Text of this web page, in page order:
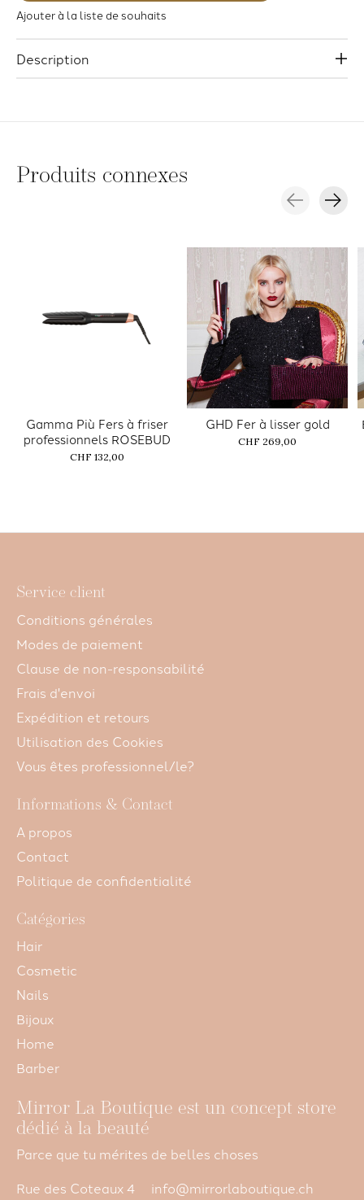
Ajouter à la liste de souhaits
Description
Produits connexes
Gamma Più Fers à friser
professionnels ROSEBUD
CHF 132,00
GHD Fer à lisser gold
CHF 269,00
Service client
Conditions générales
Modes de paiement
Clause de non-responsabilité
Frais d'envoi
Expédition et retours
Utilisation des Cookies
Vous êtes professionnel/le?
Informations & Contact
A propos
Contact
Politique de confidentialité
Catégories
Hair
Cosmetic
Nails
Bijoux
Home
Barber
Mirror La Boutique est un concept store
dédié à la beauté
Parce que tu mérites de belles choses
Rue des Coteaux 4
info@mirrorlaboutique.ch